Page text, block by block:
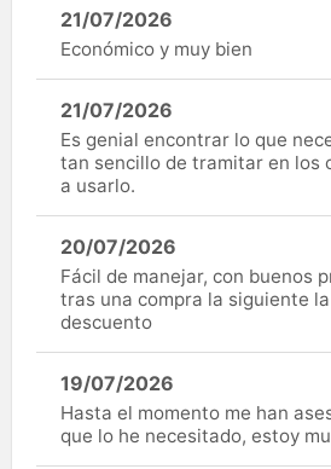
21/07/2026
Económico y muy bien
21/07/2026
Es genial encontrar lo que
tan sencillo de tramitar en los
a usarlo.
20/07/2026
Fácil de manejar, con buenos
tras una compra la siguiente
descuento
19/07/2026
Hasta el momento me han
que lo he necesitado, estoy